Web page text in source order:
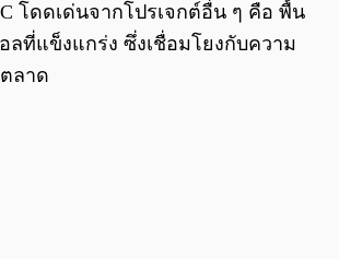
โดดเด่นจากโปรเจกต์อื่น ๆ คือ พื้น
ลที่แข็งแกร่ง ซึ่งเชื่อมโยงกับความ
ลาด